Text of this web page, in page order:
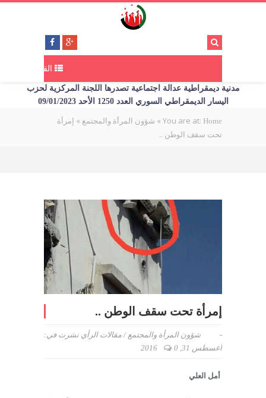
القائمة
مدنية ديمقراطية عدالة اجتماعية تصدرها اللجنة المركزية لحزب
اليسار الديمقراطي السوري العدد 1250 الأحد 09/01/2023
You are at: Home
» شؤون المرأة والمجتمع » إمرأة
تحت سقف الوطن ..
إمرأة تحت سقف الوطن ..
نشرت في: شؤون المرأة والمجتمع / مقالات الرأي
-
أغسطس 31, 2016
0
أمل العلي